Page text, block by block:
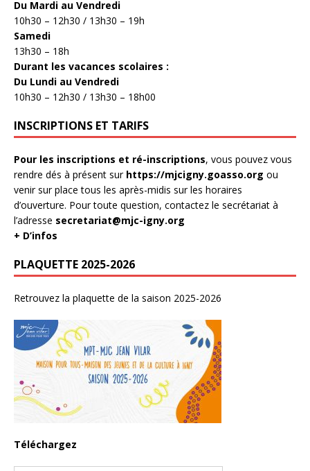
Du Mardi au Vendredi
10h30 – 12h30 / 13h30 – 19h
Samedi
13h30 – 18h
Durant les vacances scolaires :
Du Lundi au Vendredi
10h30 – 12h30 / 13h30 – 18h00
INSCRIPTIONS ET TARIFS
Pour les inscriptions et ré-inscriptions, vous pouvez vous
rendre dés à présent sur https://mjcigny.goasso.org ou
venir sur place tous les après-midis sur les horaires
d’ouverture. Pour toute question, contactez le secrétariat à
l’adresse secretariat@mjc-igny.org
+ D’infos
PLAQUETTE 2025-2026
Retrouvez la plaquette de la saison 2025-2026
Téléchargez